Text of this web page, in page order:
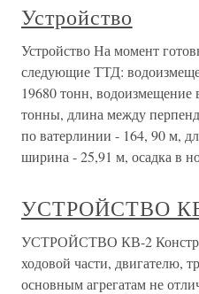
Устройство
Устройство На момент
следующие ТТД:
19680 тонн, водоизмещение
тонны, длина между
по ватерлинии - 164, 90 м,
ширина - 25,91 м, осадка в
УСТРОЙСТВО
УСТРОЙСТВО КВ-2
ходовой части, двигателю,
основным агрегатам не